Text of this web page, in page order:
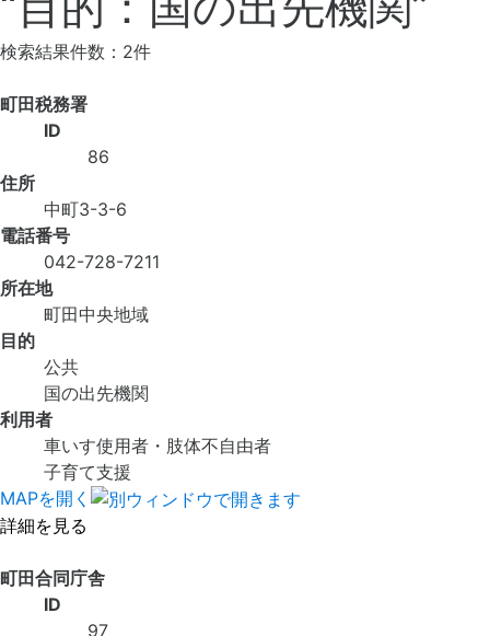
検索結果件数：2件
町田税務署
ID
86
住所
中町3-3-6
電話番号
042-728-7211
所在地
町田中央地域
目的
公共
国の出先機関
利用者
車いす使用者・肢体不自由者
子育て支援
MAPを開く
詳細を見る
町田合同庁舎
ID
97